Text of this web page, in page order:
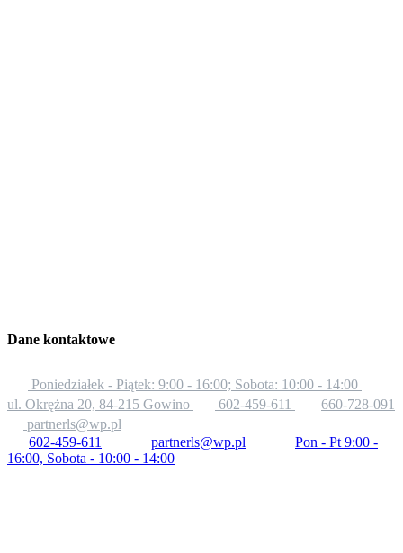
Dane kontaktowe
Poniedziałek - Piątek: 9:00 - 16:00; Sobota: 10:00 - 14:00
ul. Okrężna 20, 84-215 Gowino
602-459-611
660-728-091
partnerls@wp.pl
602-459-611
partnerls@wp.pl
Pon - Pt 9:00 -
16:00, Sobota - 10:00 - 14:00